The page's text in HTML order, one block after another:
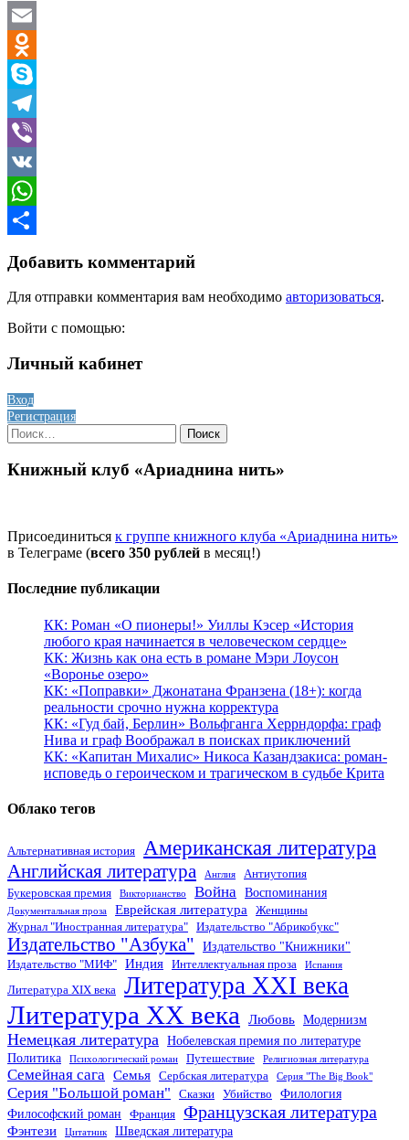
Email
Odnoklassniki
Skype
Telegram
Viber
VK
WhatsApp
Добавить комментарий
Для отправки комментария вам необходимо авторизоваться.
Войти с помощью:
Личный кабинет
Вход
Регистрация
Найти:
Книжный клуб «Ариаднина нить»
Присоединиться к группе книжного клуба «Ариаднина нить»
в Телеграме (всего 350 рублей в месяц!)
Последние публикации
КК: Роман «О пионеры!» Уиллы Кэсер «История
любого края начинается в человеческом сердце»
КК: Жизнь как она есть в романе Мэри Лоусон
«Воронье озеро»
КК: «Поправки» Джонатана Франзена (18+): когда
реальности срочно нужна корректура
КК: «Гуд бай, Берлин» Вольфганга Херрндорфа: граф
Нива и граф Воображал в поисках приключений
КК: «Капитан Михалис» Никоса Казандзакиса: роман-
исповедь о героическом и трагическом в судьбе Крита
Облако тегов
Альтернативная история Американская литература
Английская литература Англия
Антиутопия
Букеровская премия
Викторианство Война Воспоминания
Документальная проза Еврейская литература
Женщины
Журнал "Иностранная литература"
Издательство "Абрикобукс"
Издательство "Азбука" Издательство "Книжники"
Издательство "МИФ" Индия Интеллектуальная проза Испания
Литература XIX века Литература XXI века
Литература XX века Любовь Модернизм
Немецкая литература Нобелевская премия по литературе
Политика
Психологический роман Путешествие Религиозная литература
Семейная сага Семья Сербская литература Серия "The Big Book"
Серия "Большой роман" Сказки Убийство
Филология
Философский роман
Франция Французская литература
Фэнтези Цитатник Шведская литература